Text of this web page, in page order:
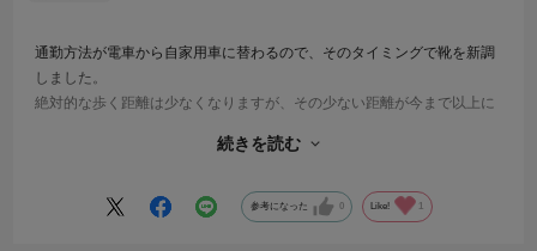
通勤方法が電車から自家用車に替わるので、そのタイミングで靴を新調
しました。
絶対的な歩く距離は少なくなりますが、その少ない距離が今まで以上に
着地も蹴り上げも楽になりました。
続きを読む
参考になった 0 Like! 1